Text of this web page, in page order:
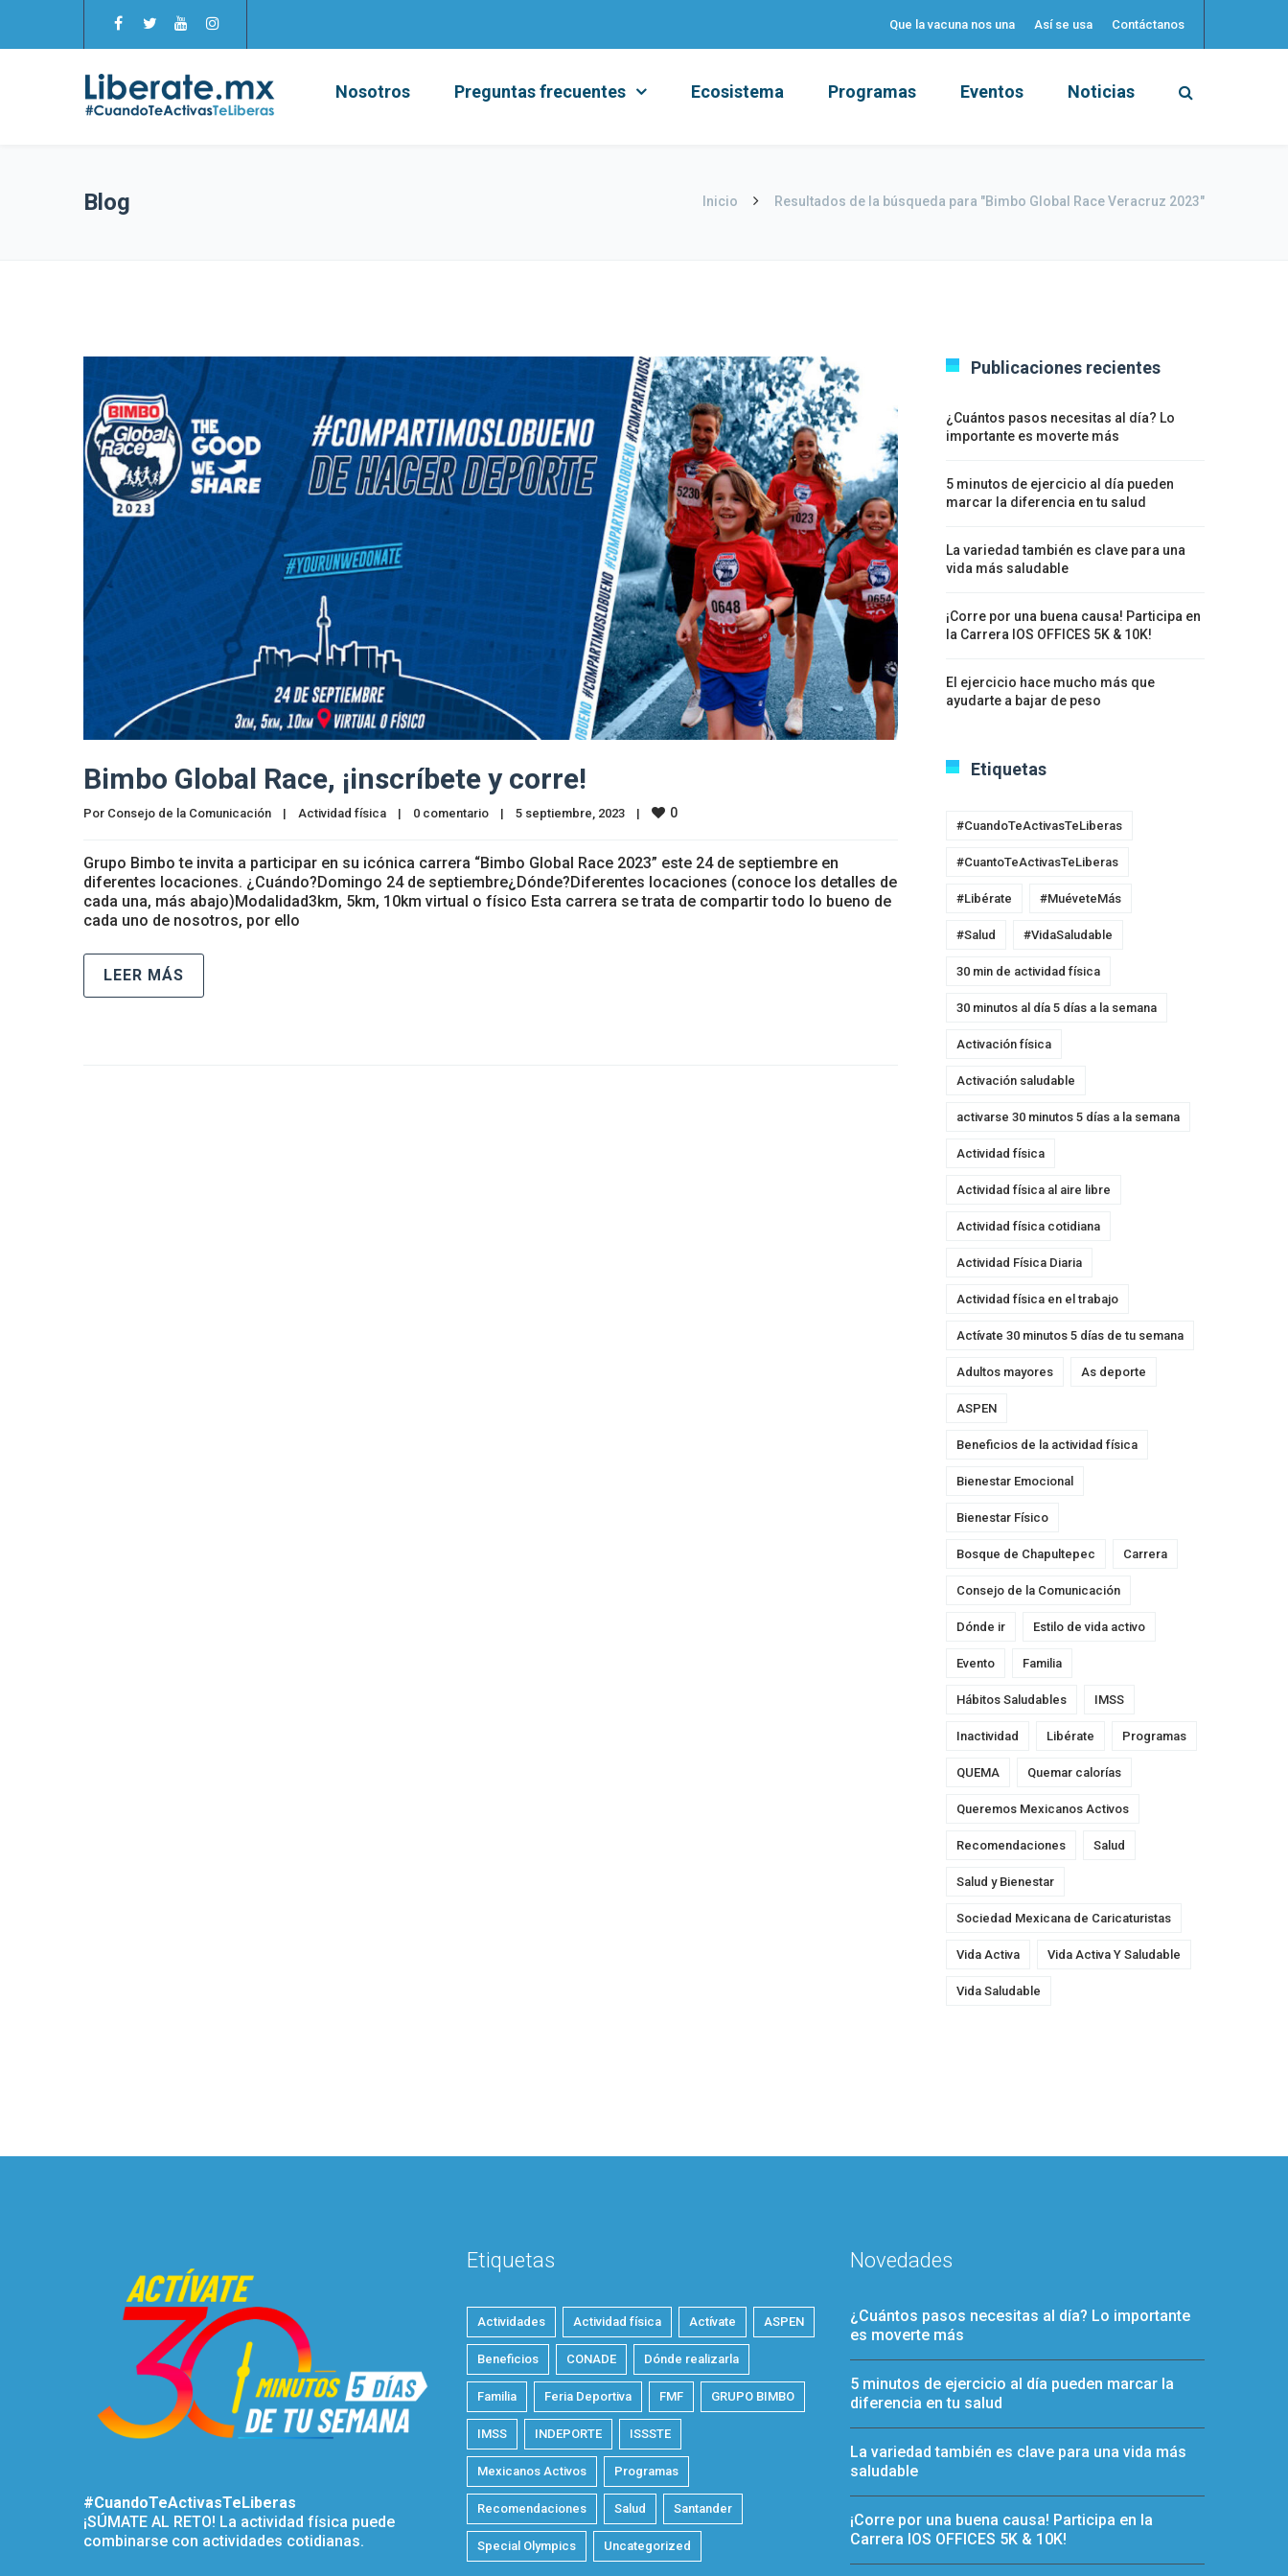
Que la vacuna nos una Así se usa Contáctanos
Nosotros Preguntas frecuentes Ecosistema Programas Eventos Noticias
Blog Inicio Resultados de la búsqueda para "Bimbo Global Race Veracruz 2023"
Bimbo Global Race, ¡inscríbete y corre!
Por Consejo de la Comunicación | Actividad física | 0 comentario | 5 septiembre, 2023 | 0
Grupo Bimbo te invita a participar en su icónica carrera “Bimbo Global Race 2023” este 24 de septiembre en
diferentes locaciones. ¿Cuándo?Domingo 24 de septiembre¿Dónde?Diferentes locaciones (conoce los detalles de
cada una, más abajo)Modalidad3km, 5km, 10km virtual o físico Esta carrera se trata de compartir todo lo bueno de
cada uno de nosotros, por ello
LEER MÁS
Publicaciones recientes
¿Cuántos pasos necesitas al día? Lo
importante es moverte más
5 minutos de ejercicio al día pueden
marcar la diferencia en tu salud
La variedad también es clave para una
vida más saludable
¡Corre por una buena causa! Participa en
la Carrera IOS OFFICES 5K & 10K!
El ejercicio hace mucho más que
ayudarte a bajar de peso
Etiquetas
#CuandoTeActivasTeLiberas
#CuantoTeActivasTeLiberas
#Libérate #MuéveteMás
#Salud #VidaSaludable
30 min de actividad física
30 minutos al día 5 días a la semana
Activación física
Activación saludable
activarse 30 minutos 5 días a la semana
Actividad física
Actividad física al aire libre
Actividad física cotidiana
Actividad Física Diaria
Actividad física en el trabajo
Actívate 30 minutos 5 días de tu semana
Adultos mayores As deporte
ASPEN
Beneficios de la actividad física
Bienestar Emocional
Bienestar Físico
Bosque de Chapultepec Carrera
Consejo de la Comunicación
Dónde ir Estilo de vida activo
Evento Familia
Hábitos Saludables IMSS
Inactividad Libérate Programas
QUEMA Quemar calorías
Queremos Mexicanos Activos
Recomendaciones Salud
Salud y Bienestar
Sociedad Mexicana de Caricaturistas
Vida Activa Vida Activa Y Saludable
Vida Saludable
#CuandoTeActivasTeLiberas
¡SÚMATE AL RETO! La actividad física puede
combinarse con actividades cotidianas.
Etiquetas
Actividades Actividad física Actívate ASPEN
Beneficios CONADE Dónde realizarla
Familia Feria Deportiva FMF GRUPO BIMBO
IMSS INDEPORTE ISSSTE
Mexicanos Activos Programas
Recomendaciones Salud Santander
Special Olympics Uncategorized
Novedades
¿Cuántos pasos necesitas al día? Lo importante
es moverte más
5 minutos de ejercicio al día pueden marcar la
diferencia en tu salud
La variedad también es clave para una vida más
saludable
¡Corre por una buena causa! Participa en la
Carrera IOS OFFICES 5K & 10K!